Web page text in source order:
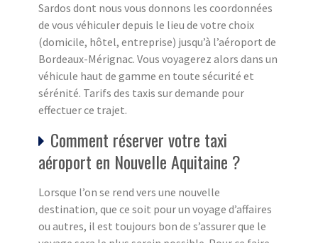
Sardos dont nous vous donnons les coordonnées
de vous véhiculer depuis le lieu de votre choix
(domicile, hôtel, entreprise) jusqu’à l’aéroport de
Bordeaux-Mérignac. Vous voyagerez alors dans un
véhicule haut de gamme en toute sécurité et
sérénité. Tarifs des taxis sur demande pour
effectuer ce trajet.
Comment réserver votre taxi
aéroport en Nouvelle Aquitaine ?
Lorsque l’on se rend vers une nouvelle
destination, que ce soit pour un voyage d’affaires
ou autres, il est toujours bon de s’assurer que le